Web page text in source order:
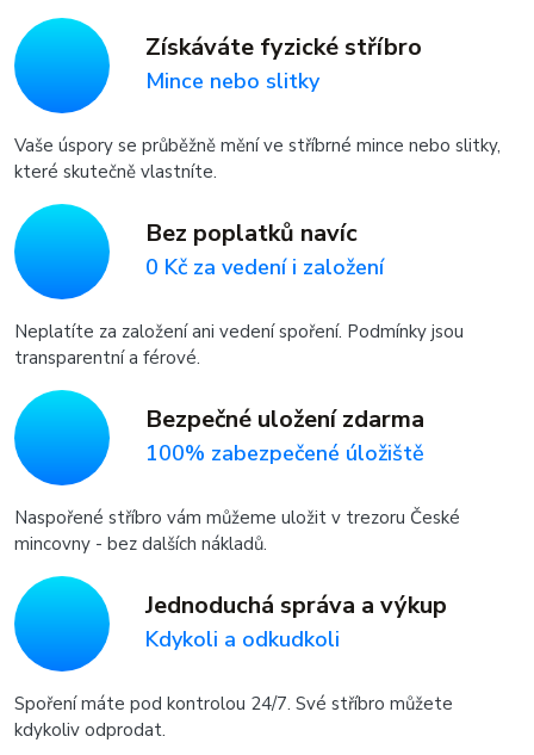
Získáváte fyzické stříbro
Mince nebo slitky
Vaše úspory se průběžně mění ve stříbrné mince nebo slitky,
které skutečně vlastníte.
Bez poplatků navíc
0 Kč za vedení i založení
Neplatíte za založení ani vedení spoření. Podmínky jsou
transparentní a férové.
Bezpečné uložení zdarma
100% zabezpečené úložiště
Naspořené stříbro vám můžeme uložit v trezoru České
mincovny - bez dalších nákladů.
Jednoduchá správa a výkup
Kdykoli a odkudkoli
Spoření máte pod kontrolou 24/7. Své stříbro můžete
kdykoliv odprodat.